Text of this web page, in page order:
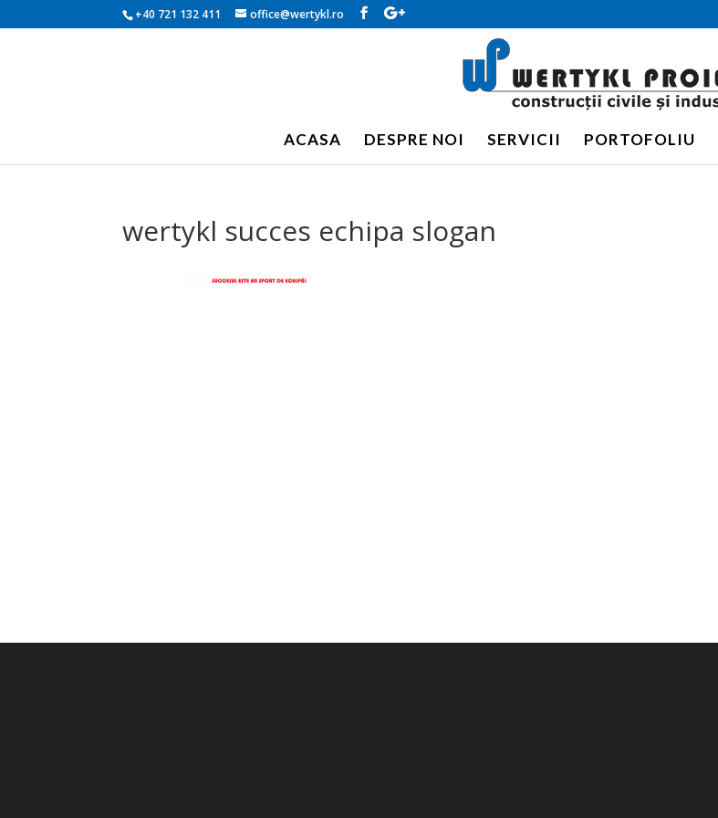
+40 721 132 411 office@wertykl.ro
ACASA DESPRE NOI SERVICII PORTOFOLIU
wertykl succes echipa slogan